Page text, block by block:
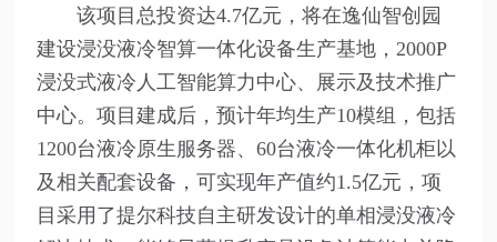
该项目总投资达4.7亿元，将在逸仙智创园
建设浸没液冷智算一体化设备生产基地，2000P
浸没式液冷人工智能算力中心、展示及技术推广
中心。项目建成后，预计年均生产10模组，包括
1200台液冷原生服务器、60台液冷一体化机柜以
及相关配套设备，可实现年产值约1.5亿元，项
目采用了提尔科技自主研发设计的单相浸没液冷